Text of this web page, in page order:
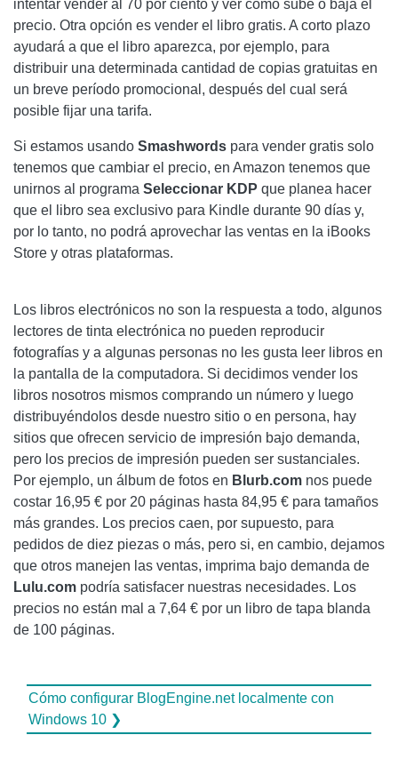
intentar vender al 70 por ciento y ver cómo sube o baja el
precio. Otra opción es vender el libro gratis. A corto plazo
ayudará a que el libro aparezca, por ejemplo, para
distribuir una determinada cantidad de copias gratuitas en
un breve período promocional, después del cual será
posible fijar una tarifa.
Si estamos usando Smashwords para vender gratis solo
tenemos que cambiar el precio, en Amazon tenemos que
unirnos al programa Seleccionar KDP que planea hacer
que el libro sea exclusivo para Kindle durante 90 días y,
por lo tanto, no podrá aprovechar las ventas en la iBooks
Store y otras plataformas.
Los libros electrónicos no son la respuesta a todo, algunos
lectores de tinta electrónica no pueden reproducir
fotografías y a algunas personas no les gusta leer libros en
la pantalla de la computadora. Si decidimos vender los
libros nosotros mismos comprando un número y luego
distribuyéndolos desde nuestro sitio o en persona, hay
sitios que ofrecen servicio de impresión bajo demanda,
pero los precios de impresión pueden ser sustanciales.
Por ejemplo, un álbum de fotos en Blurb.com nos puede
costar 16,95 € por 20 páginas hasta 84,95 € para tamaños
más grandes. Los precios caen, por supuesto, para
pedidos de diez piezas o más, pero si, en cambio, dejamos
que otros manejen las ventas, imprima bajo demanda de
Lulu.com podría satisfacer nuestras necesidades. Los
precios no están mal a 7,64 € por un libro de tapa blanda
de 100 páginas.
Cómo configurar BlogEngine.net localmente con
Windows 10 ❯